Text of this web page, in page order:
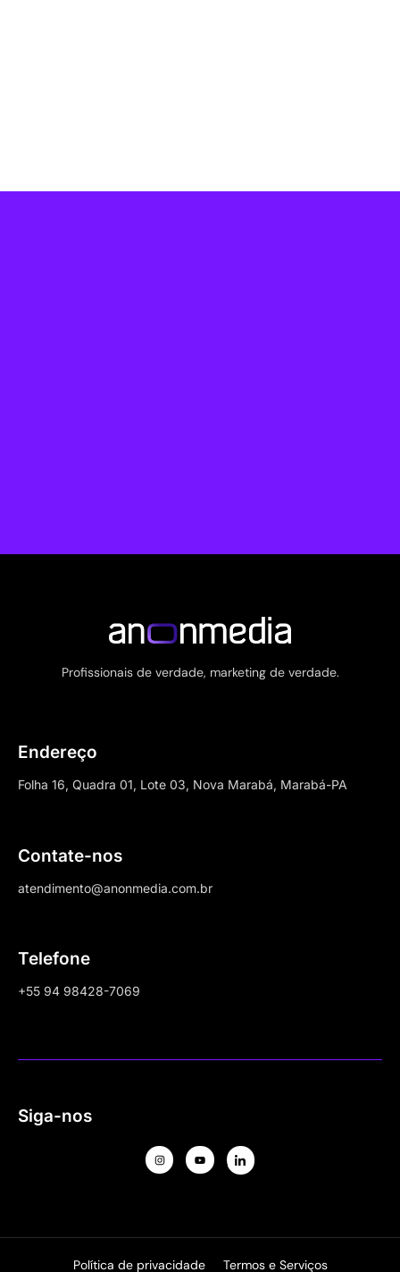
Profissionais de verdade, marketing de verdade.
Endereço
Folha 16, Quadra 01, Lote 03, Nova Marabá, Marabá-PA
Contate-nos
atendimento@anonmedia.com.br
Telefone
+55 94 98428-7069
Siga-nos
Política de privacidade Termos e Serviços